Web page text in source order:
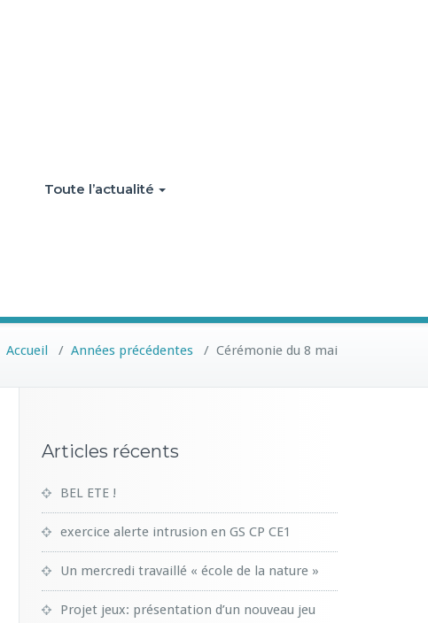
Toute l’actualité
Accueil / Années précédentes / Cérémonie du 8 mai
Articles récents
BEL ETE !
exercice alerte intrusion en GS CP CE1
Un mercredi travaillé « école de la nature »
Projet jeux: présentation d’un nouveau jeu